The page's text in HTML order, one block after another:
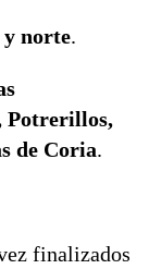
y norte.
Potrerillos,
de Coria.
finalizados